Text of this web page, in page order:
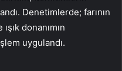
Denetimlerde; farının
donanımın
uygulandı.